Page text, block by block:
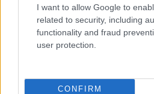
I want to allow Google to
related to security, including
functionality and fraud
user protection.
CONFIRM
Differenze educative tra
cambiate le dinamiche